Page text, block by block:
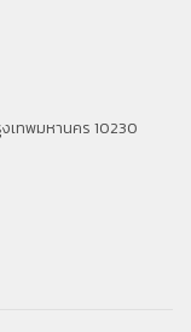
เทพมหานคร 10230